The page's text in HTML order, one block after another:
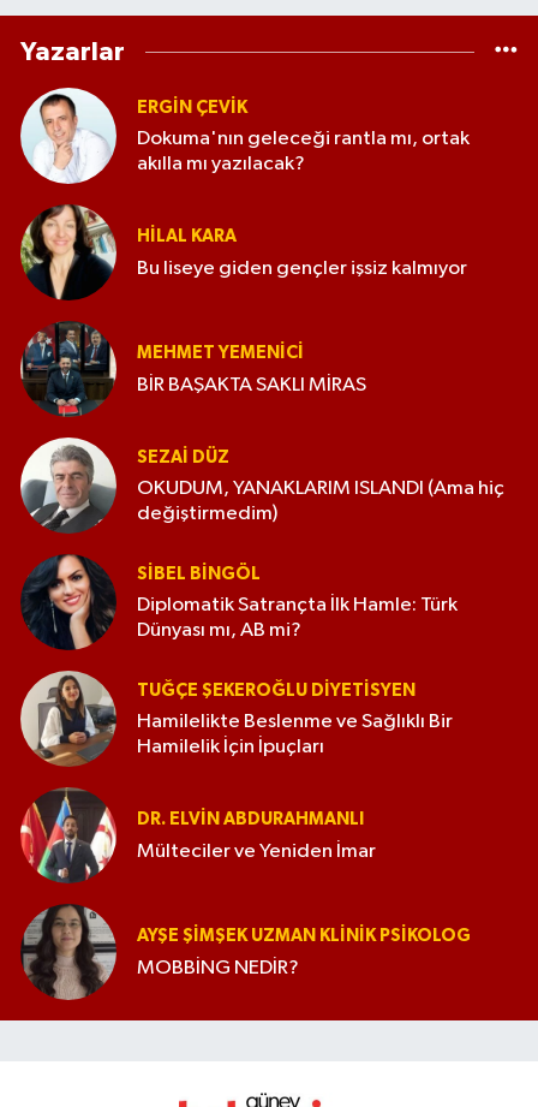
Yazarlar
ERGIN ÇEVİK
Dokuma'nın geleceği rantla mı, ortak
akılla mı yazılacak?
HILAL KARA
Bu liseye giden gençler işsiz kalmıyor
MEHMET YEMENICI
BİR BAŞAKTA SAKLI MİRAS
SEZAI DÜZ
OKUDUM, YANAKLARIM ISLANDI (Ama hiç
değiştirmedim)
SIBEL BINGÖL
Diplomatik Satrançta İlk Hamle: Türk
Dünyası mı, AB mi?
TUĞÇE ŞEKEROĞLU DIYETISYEN
Hamilelikte Beslenme ve Sağlıklı Bir
Hamilelik İçin İpuçları
DR. ELVIN ABDURAHMANLI
Mülteciler ve Yeniden İmar
AYŞE ŞIMŞEK UZMAN KLINIK PSIKOLOG
MOBBİNG NEDİR?